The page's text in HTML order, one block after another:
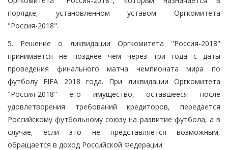
порядке, установленном уставом Оргкомитета
"Россия-2018".
5. Решение о ликвидации Оргкомитета "Россия-2018"
принимается не позднее чем через три года с даты
проведения финального матча чемпионата мира по
футболу FIFA 2018 года. При ликвидации Оргкомитета
"Россия-2018" его имущество, оставшееся после
удовлетворения требований кредиторов, передается
Российскому футбольному союзу на развитие футбола, а в
случае, если это не представляется возможным,
обращается в доход Российской Федерации.